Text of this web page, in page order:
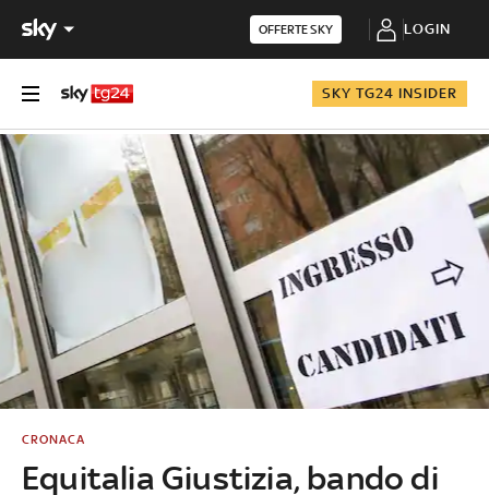
OFFERTE SKY LOGIN
SKY TG24 INSIDER
Equitalia Giustizia, bando di
CRONACA